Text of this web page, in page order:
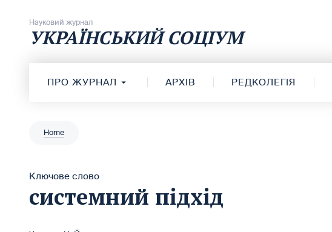
Науковий журнал
УКРАЇНСЬКИЙ СОЦІУМ
ПРО ЖУРНАЛ АРХІВ РЕДКОЛЕГІЯ
Home
Ключове слово
системний підхід